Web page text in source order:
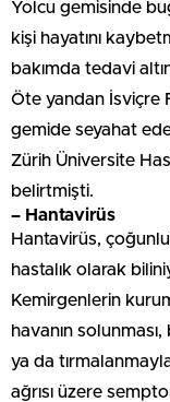
Yolcu gemisinde
kişi hayatını
bakımda tedavi
Öte yandan İsviçre
gemide seyahat
Zürih Üniversite
belirtmişti.
– Hantavirüs
Hantavirüs,
hastalık olarak
Kemirgenlerin
havanın
ya da
ağrısı üzere